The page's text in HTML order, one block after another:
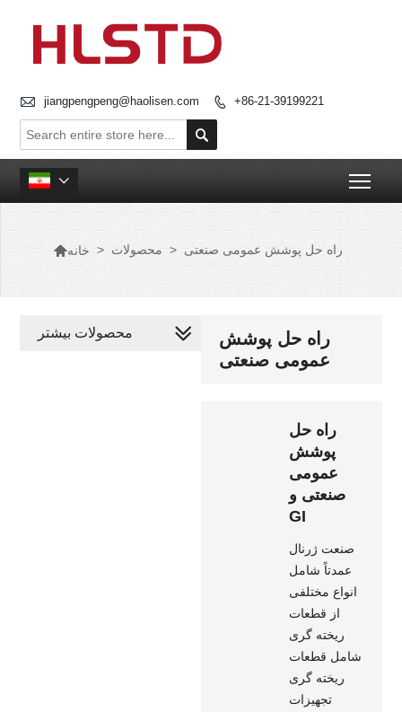
 jiangpengpeng@haolisen.com  +86-21-39199221


خانه > محصولات > راه حل پوشش عمومی صنعتی
راه حل پوشش
عمومی صنعتی
راه حل
پوشش
عمومی
صنعتی و
GI
صنعت ژرنال
عمدتاً شامل
انواع مختلفی
از قطعات
ریخته گری
شامل قطعات
ریخته گری
تجهیزات
محصولات بیشتر